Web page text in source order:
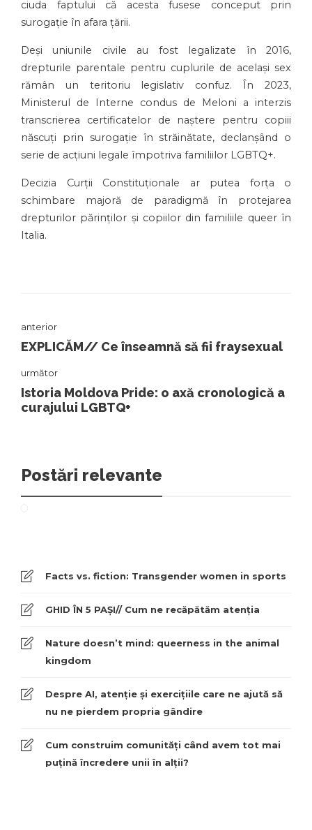
ciuda faptului că acesta fusese conceput prin
surogație în afara țării.
Deși uniunile civile au fost legalizate în 2016,
drepturile parentale pentru cuplurile de același sex
rămân un teritoriu legislativ confuz. În 2023,
Ministerul de Interne condus de Meloni a interzis
transcrierea certificatelor de naștere pentru copiii
născuți prin surogație în străinătate, declanșând o
serie de acțiuni legale împotriva familiilor LGBTQ+.
Decizia Curții Constituționale ar putea forța o
schimbare majoră de paradigmă în protejarea
drepturilor părinților și copiilor din familiile queer în
Italia.
anterior
EXPLICĂM// Ce înseamnă să fii fraysexual
următor
Istoria Moldova Pride: o axă cronologică a
curajului LGBTQ+
Postări relevante
Facts vs. fiction: Transgender women in sports
GHID ÎN 5 PAȘI// Cum ne recăpătăm atenția
Nature doesn’t mind: queerness in the animal
kingdom
Despre AI, atenție și exercițiile care ne ajută să
nu ne pierdem propria gândire
Cum construim comunități când avem tot mai
puțină încredere unii în alții?